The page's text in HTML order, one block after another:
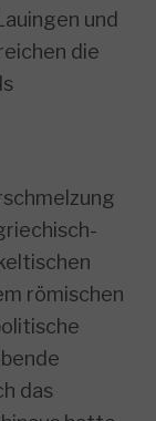
und
die
römischen
das